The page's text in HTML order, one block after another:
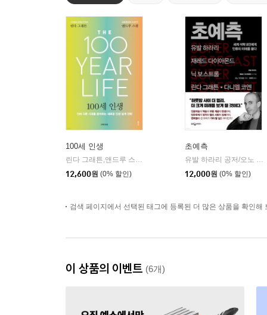
100세 인생
| 클
12,600원 (0% 할인)
초예측
12,000원 (0% 할인)
검색 페이지에서 선택된 태그에 등록된 더 많은 상품을 확인해
이 상품의 이벤트 (6개)